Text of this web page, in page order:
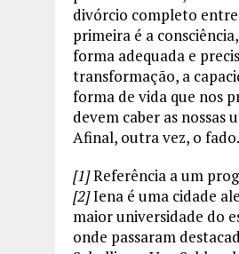
divórcio completo
primeira é a
forma adequada e
transformação, a
forma de vida que nos
devem caber as nossas
Afinal, outra vez, o
[1]Referência a um
[2]Iena é uma cidade
maior universidade do
onde passaram